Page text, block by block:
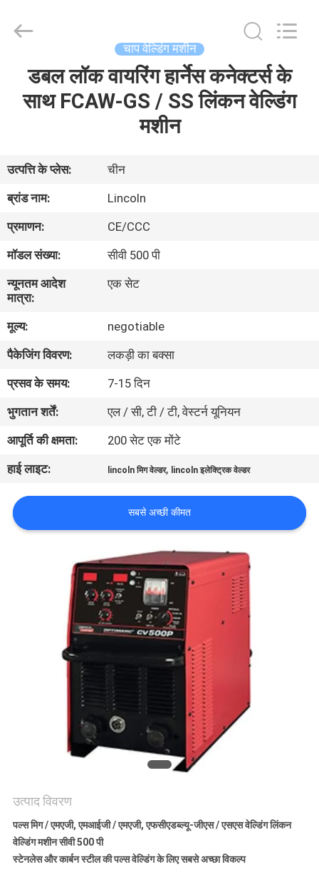
वीडियो
बारे
में
कारखाना
भ्रमण
गुणवत्ता
नियंत्रण
एक
उद्धरण
का
अनुरोध
गोपनीयता
Technologies
Co.,Ltd..
चाप वेल्डिंग मशीन
डबल लॉक वायरिंग हार्नेस कनेक्टर्स के
साथ FCAW-GS / SS लिंकन वेल्डिंग
मशीन
उत्पत्ति के प्लेस:
चीन
ब्रांड नाम:
Lincoln
प्रमाणन:
CE/CCC
मॉडल संख्या:
सीवी 500 पी
न्यूनतम आदेश
मात्रा:
एक सेट
मूल्य:
negotiable
पैकेजिंग विवरण:
लकड़ी का बक्सा
प्रसव के समय:
7-15 दिन
भुगतान शर्तें:
एल / सी, टी / टी, वेस्टर्न यूनियन
आपूर्ति की क्षमता:
200 सेट एक मोंटे
हाई लाइट:
lincoln मिग वेल्डर, lincoln इलेक्ट्रिक वेल्डर
सबसे अच्छी कीमत
उत्पाद विवरण
पल्स मिग / एमएजी, एमआईजी / एमएजी, एफसीएडब्ल्यू-जीएस / एसएस वेल्डिंग लिंकन
वेल्डिंग मशीन सीवी 500 पी
स्टेनलेस और कार्बन स्टील की पल्स वेल्डिंग के लिए सबसे अच्छा विकल्प